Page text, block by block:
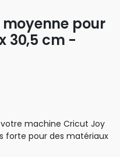
pour
30,5 cm -
machine Cricut Joy
forte pour des matériaux